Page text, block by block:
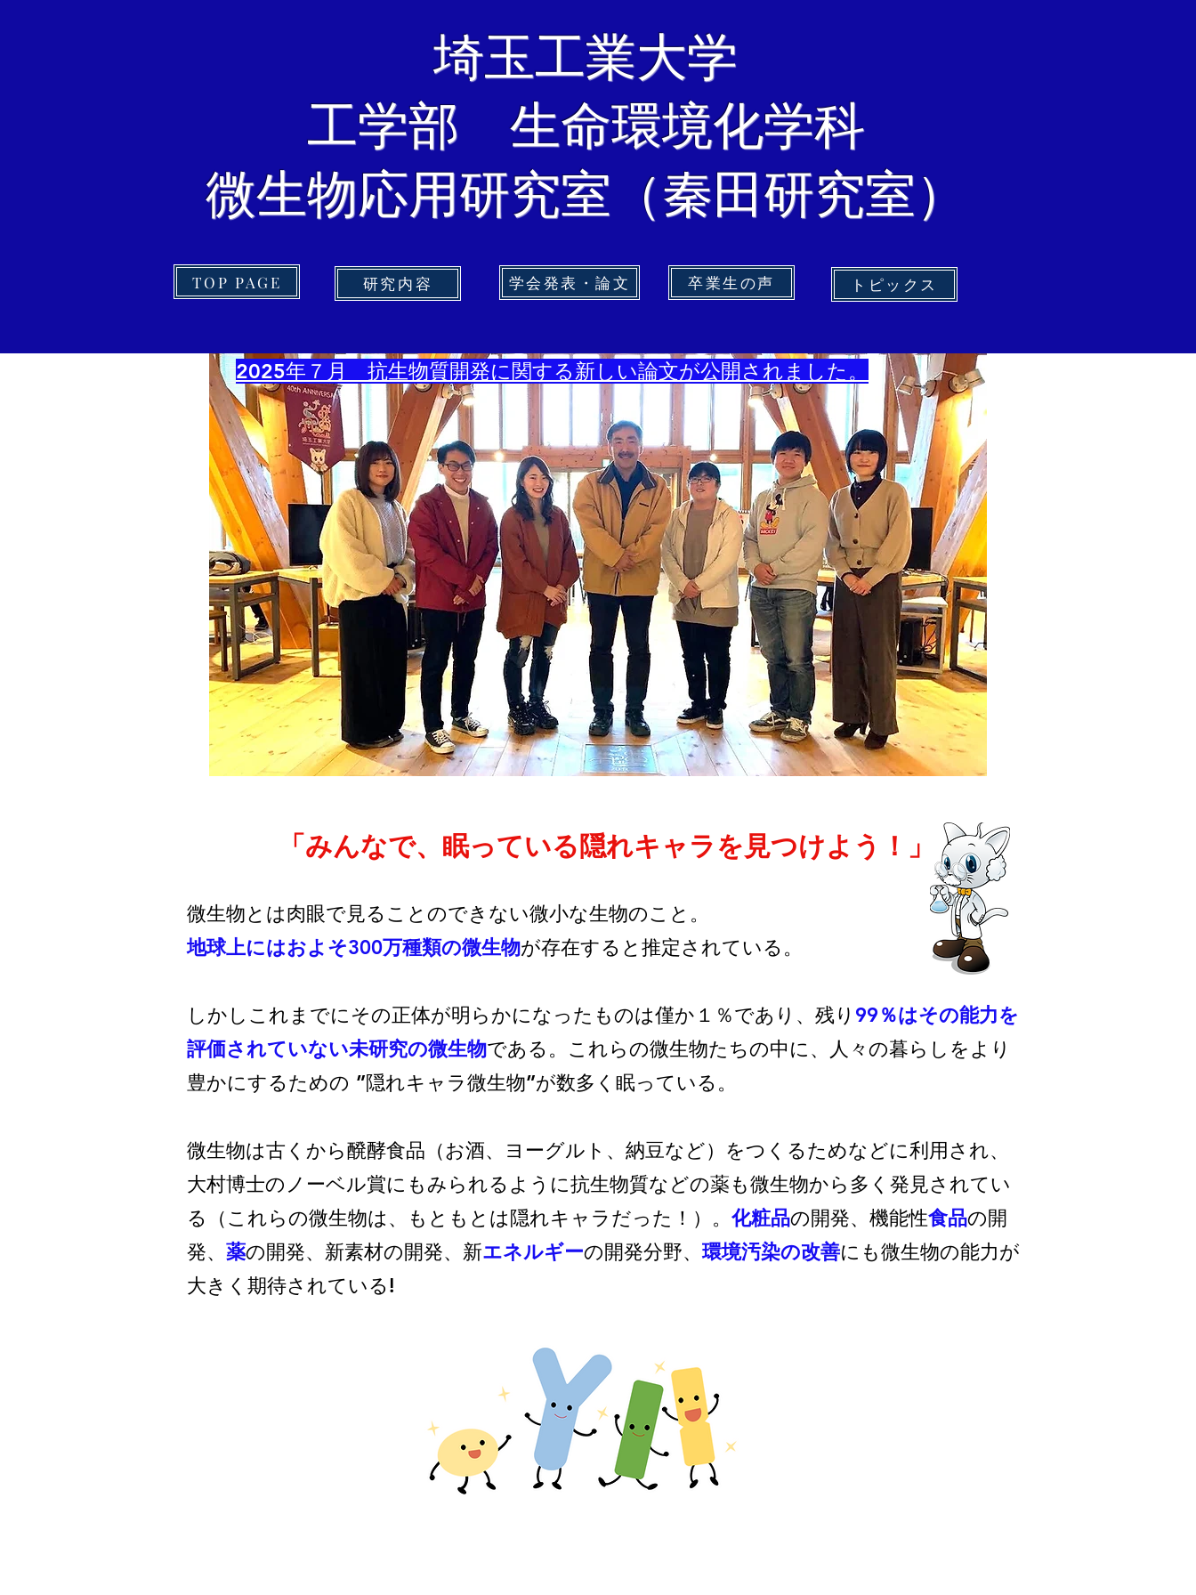
埼玉工業大学
​工学部 生命環境化学科
微生物応用研究室（秦田研究室）
TOP PAGE 研究内容 学会発表・論文 卒業生の声 トピックス
「みんなで、眠っている隠れキャラを見つけよう！」
微生物とは肉眼で見ることのできない微小な生物のこと。
地球上にはおよそ300万種類の微生物が存在すると推定されている。
しかしこれまでにその正体が明らかになったものは僅か１％であり、残り 99％はその能力を
評価されていない未研究の微生物である。これらの微生物たちの中に、人々の暮らしをより
豊かにするための ”隠れキャラ微生物”が数多く眠っている。
微生物は古くから醗酵食品（お酒、ヨーグルト、納豆など）をつくるためなどに利用され、
大村博士のノーベル賞にもみられるように抗生物質などの薬も微生物から多く発見されてい
る（これらの微生物は、もともとは隠れキャラだった！）。 化粧品の開発、機能性食品の開
発、 薬の開発、新素材の開発、新エネルギーの開発分野、環境汚染の改善にも微生物の能力が
大きく期待されている!
2025年７月 抗生物質開発に関する新しい論文が公開されました。